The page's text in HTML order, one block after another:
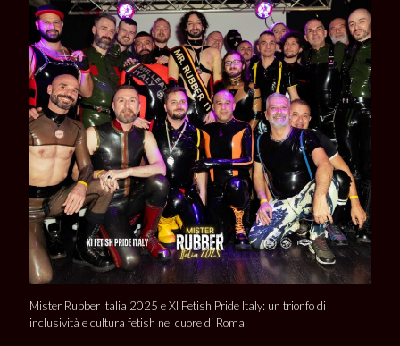
Mister Rubber Italia 2025 e XI Fetish Pride Italy: un trionfo di
inclusività e cultura fetish nel cuore di Roma